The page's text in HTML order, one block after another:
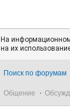
На
на их
Поиск по форумам
Общение